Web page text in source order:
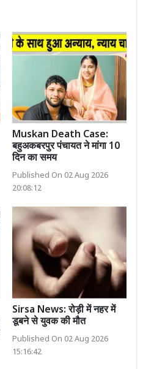
Muskan Death Case:
बहुअकबरपुर पंचायत ने मांगा 10
दिन का समय
Published On 02 Aug 2026
20:08:12
Sirsa News: रोड़ी में नहर में
डूबने से युवक की मौत
Published On 02 Aug 2026
15:16:42